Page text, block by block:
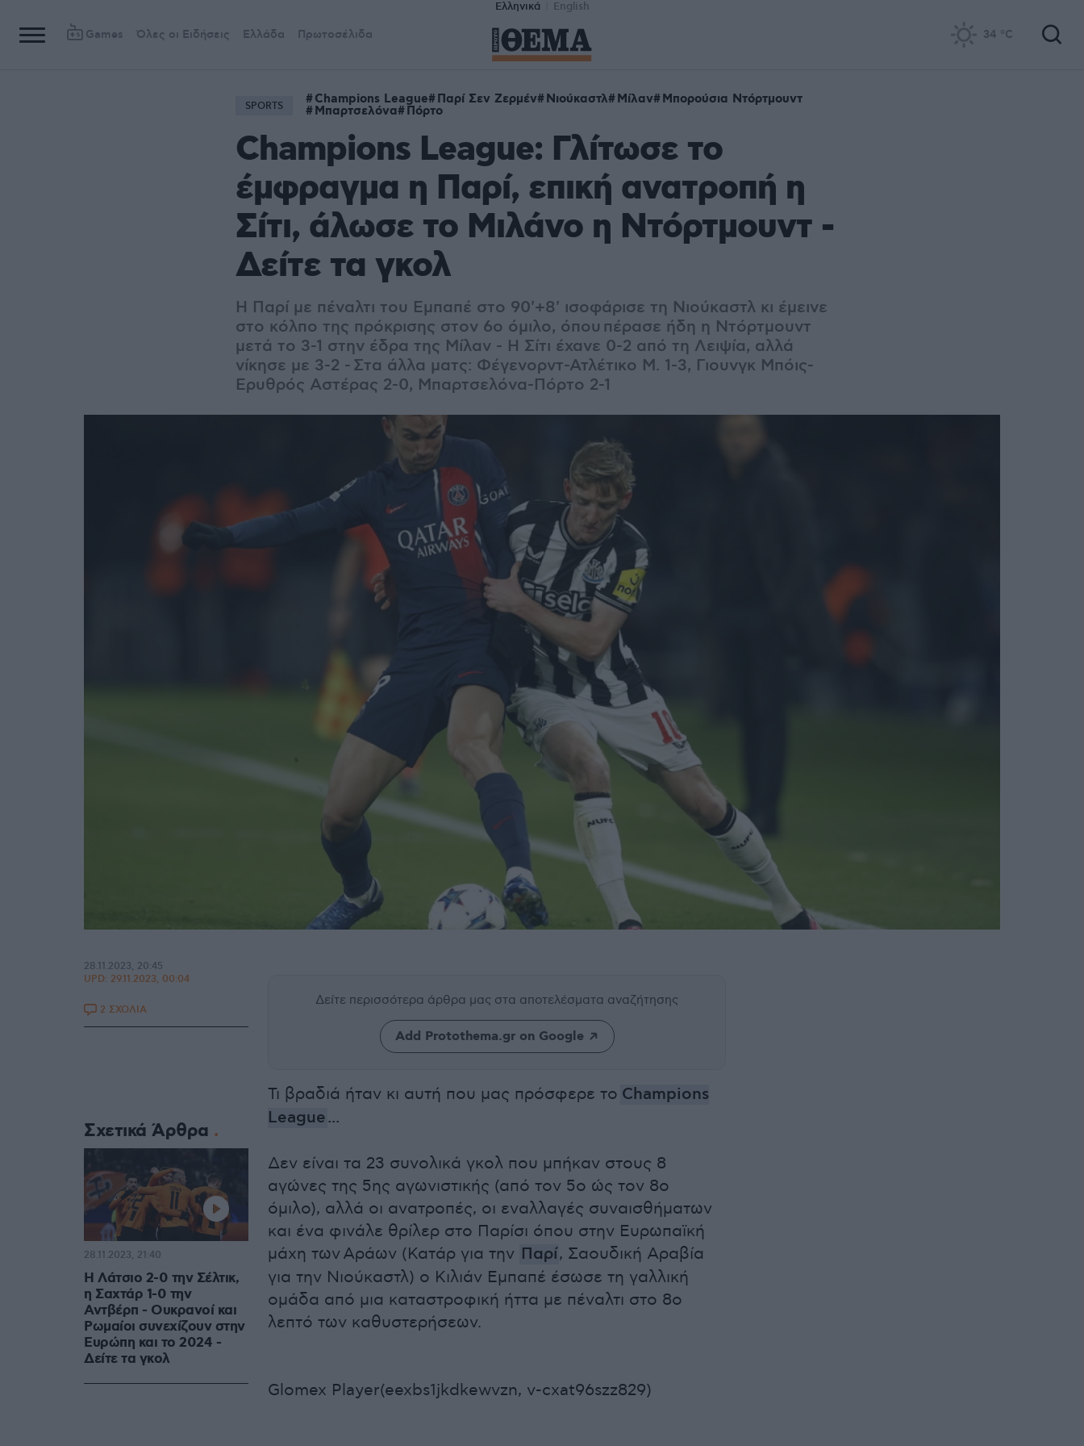
Ελληνικά English
Games Όλες οι Ειδήσεις Ελλάδα Πρωτοσέλιδα 34 °C
SPORTS Champions League Παρί Σεν Ζερμέν Νιούκαστλ Μίλαν Μπορούσια Ντόρτμουντ
Μπαρτσελόνα Πόρτο
Champions League: Γλίτωσε το
έμφραγμα η Παρί, επική ανατροπή η
Σίτι, άλωσε το Μιλάνο η Ντόρτμουντ -
Δείτε τα γκολ
Η Παρί με πέναλτι του Εμπαπέ στο 90'+8' ισοφάρισε τη Νιούκαστλ κι έμεινε
στο κόλπο της πρόκρισης στον 6ο όμιλο, όπου πέρασε ήδη η Ντόρτμουντ
μετά το 3-1 στην έδρα της Μίλαν - Η Σίτι έχανε 0-2 από τη Λειψία, αλλά
νίκησε με 3-2 - Στα άλλα ματς: Φέγενορντ-Ατλέτικο Μ. 1-3, Γιουνγκ Μπόις-
Ερυθρός Αστέρας 2-0, Μπαρτσελόνα-Πόρτο 2-1
Δείτε περισσότερα άρθρα μας στα αποτελέσματα αναζήτησης
Add Protothema.gr on Google
Τι βραδιά ήταν κι αυτή που μας πρόσφερε το Champions
League...
Δεν είναι τα 23 συνολικά γκολ που μπήκαν στους 8
αγώνες της 5ης αγωνιστικής (από τον 5ο ώς τον 8ο
όμιλο), αλλά οι ανατροπές, οι εναλλαγές συναισθήματων
και ένα φινάλε θρίλερ στο Παρίσι όπου στην Ευρωπαϊκή
μάχη των Αράων (Κατάρ για την Παρί, Σαουδική Αραβία
για την Νιούκαστλ) ο Κιλιάν Εμπαπέ έσωσε τη γαλλική
ομάδα από μια καταστροφική ήττα με πέναλτι στο 8ο
λεπτό των καθυστερήσεων.
Glomex Player(eexbs1jkdkewvzn, v-cxat96szz829)
28.11.2023, 20:45
UPD: 29.11.2023, 00:04
2 ΣΧΟΛΙΑ
Σχετικά Άρθρα
Η Λάτσιο 2-0 την Σέλτικ,
η Σαχτάρ 1-0 την
Αντβέρπ - Ουκρανοί και
Ρωμαίοι συνεχίζουν στην
Ευρώπη και το 2024 -
Δείτε τα γκολ
28.11.2023, 21:40